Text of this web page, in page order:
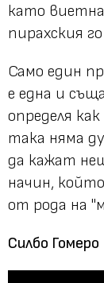
като
пирахския
Само един
е една и
определя
така няма
да кажат
начин,
от рода на
Силбо Гомеро